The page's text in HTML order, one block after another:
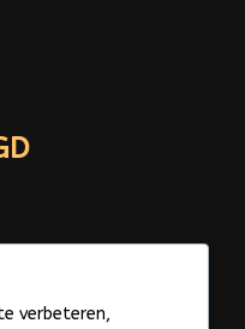
verbeteren,